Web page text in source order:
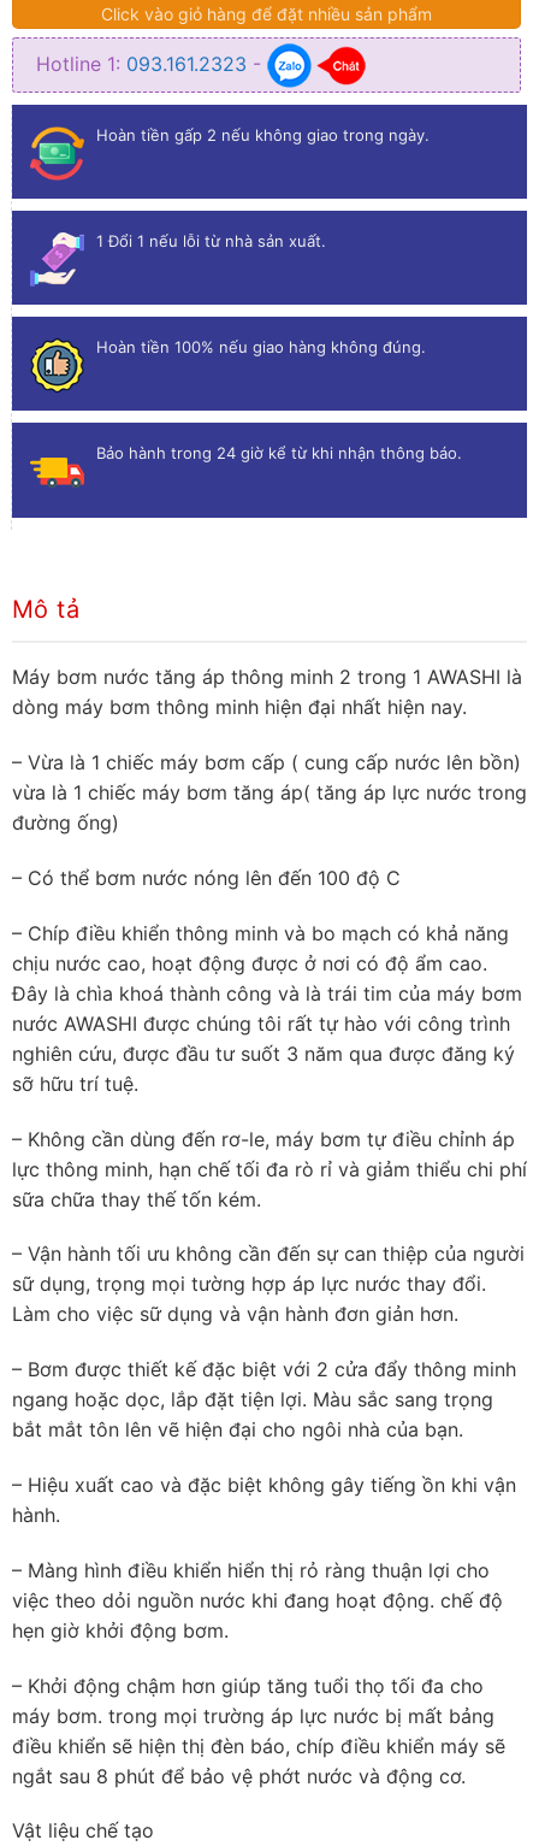
Click vào giỏ hàng để đặt nhiều sản phẩm
Hotline 1: 093.161.2323 -
Hoàn tiền gấp 2 nếu không giao trong ngày.
1 Đổi 1 nếu lỗi từ nhà sản xuất.
Hoàn tiền 100% nếu giao hàng không đúng.
Bảo hành trong 24 giờ kể từ khi nhận thông báo.
Mô tả
Máy bơm nước tăng áp thông minh 2 trong 1 AWASHI là
dòng máy bơm thông minh hiện đại nhất hiện nay.
– Vừa là 1 chiếc máy bơm cấp ( cung cấp nước lên bồn)
vừa là 1 chiếc máy bơm tăng áp( tăng áp lực nước trong
đường ống)
– Có thể bơm nước nóng lên đến 100 độ C
– Chíp điều khiển thông minh và bo mạch có khả năng
chịu nước cao, hoạt động được ở nơi có độ ẩm cao.
Đây là chìa khoá thành công và là trái tim của máy bơm
nước AWASHI được chúng tôi rất tự hào với công trình
nghiên cứu, được đầu tư suốt 3 năm qua được đăng ký
sỡ hữu trí tuệ.
– Không cần dùng đến rơ-le, máy bơm tự điều chỉnh áp
lực thông minh, hạn chế tối đa rò rỉ và giảm thiểu chi phí
sữa chữa thay thế tốn kém.
– Vận hành tối ưu không cần đến sự can thiệp của người
sữ dụng, trọng mọi tường hợp áp lực nước thay đổi.
Làm cho việc sữ dụng và vận hành đơn giản hơn.
– Bơm được thiết kế đặc biệt với 2 cửa đẩy thông minh
ngang hoặc dọc, lắp đặt tiện lợi. Màu sắc sang trọng
bắt mắt tôn lên vẽ hiện đại cho ngôi nhà của bạn.
– Hiệu xuất cao và đặc biệt không gây tiếng ồn khi vận
hành.
– Màng hình điều khiển hiển thị rỏ ràng thuận lợi cho
việc theo dỏi nguồn nước khi đang hoạt động. chế độ
hẹn giờ khởi động bơm.
– Khởi động chậm hơn giúp tăng tuổi thọ tối đa cho
máy bơm. trong mọi trường áp lực nước bị mất bảng
điều khiển sẽ hiện thị đèn báo, chíp điều khiển máy sẽ
ngắt sau 8 phút để bảo vệ phớt nước và động cơ.
Vật liệu chế tạo